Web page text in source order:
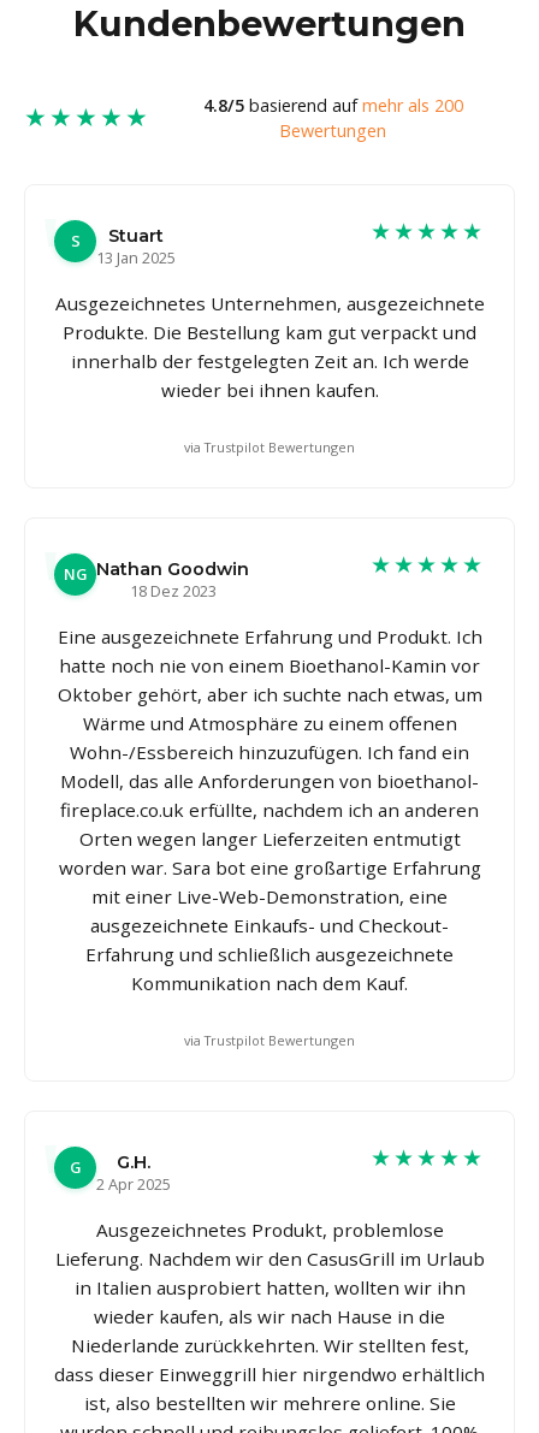
Kundenbewertungen
★★★★★ 4.8/5basierend aufmehr als 200
Bewertungen
S
Stuart
13 Jan 2025
★★★★★
Ausgezeichnetes Unternehmen, ausgezeichnete
Produkte. Die Bestellung kam gut verpackt und
innerhalb der festgelegten Zeit an. Ich werde
wieder bei ihnen kaufen.
via Trustpilot Bewertungen
NG Nathan Goodwin
18 Dez 2023
★★★★★
Eine ausgezeichnete Erfahrung und Produkt. Ich
hatte noch nie von einem Bioethanol-Kamin vor
Oktober gehört, aber ich suchte nach etwas, um
Wärme und Atmosphäre zu einem offenen
Wohn-/Essbereich hinzuzufügen. Ich fand ein
Modell, das alle Anforderungen von bioethanol-
fireplace.co.uk erfüllte, nachdem ich an anderen
Orten wegen langer Lieferzeiten entmutigt
worden war. Sara bot eine großartige Erfahrung
mit einer Live-Web-Demonstration, eine
ausgezeichnete Einkaufs- und Checkout-
Erfahrung und schließlich ausgezeichnete
Kommunikation nach dem Kauf.
via Trustpilot Bewertungen
G
G.H.
2 Apr 2025
★★★★★
Ausgezeichnetes Produkt, problemlose
Lieferung. Nachdem wir den CasusGrill im Urlaub
in Italien ausprobiert hatten, wollten wir ihn
wieder kaufen, als wir nach Hause in die
Niederlande zurückkehrten. Wir stellten fest,
dass dieser Einweggrill hier nirgendwo erhältlich
ist, also bestellten wir mehrere online. Sie